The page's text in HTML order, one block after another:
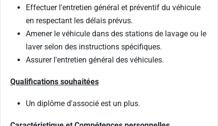
Effectuer l'entretien général et préventif du véhicule
en respectant les délais prévus.
Amener le véhicule dans des stations de lavage ou le
laver selon des instructions spécifiques.
Assurer l'entretien général des véhicules.
Qualifications souhaitées
Un diplôme d'associé est un plus.